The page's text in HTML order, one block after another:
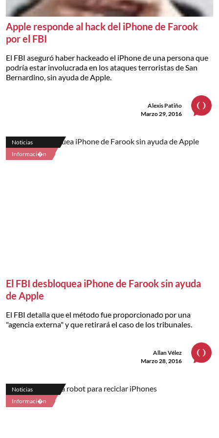
Apple responde al hack del iPhone de Farook
por el FBI
El FBI aseguró haber hackeado el iPhone de una persona que
podría estar involucrada en los ataques terroristas de San
Bernardino, sin ayuda de Apple.
Alexis Patiño
Marzo 29, 2016
Noticias
Informaci�n
El FBI desbloquea iPhone de Farook sin ayuda
de Apple
El FBI detalla que el método fue proporcionado por una
"agencia externa" y que retirará el caso de los tribunales.
Allan Vélez
Marzo 28, 2016
Noticias
Informaci�n